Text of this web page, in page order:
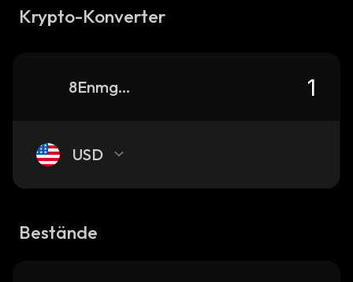
Krypto-Konverter
8EnmgofrT5zp6uUiNfECkUMBnYA42pMqPj35vVXUpump_solana
USD
Bestände